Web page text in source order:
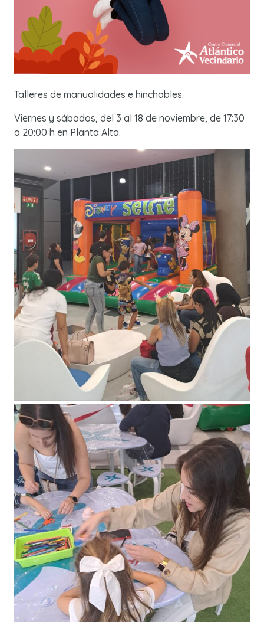
Talleres de manualidades e hinchables.
Viernes y sábados, del 3 al 18 de noviembre, de 17:30
a 20:00 h en Planta Alta.